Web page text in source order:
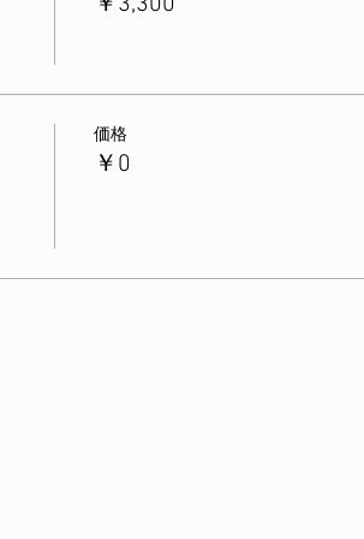
価格
￥0